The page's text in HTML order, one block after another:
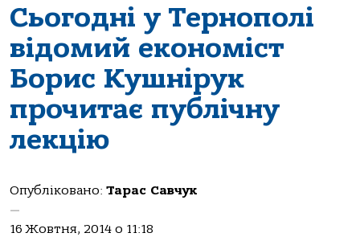
Сьогодні у Тернополі
відомий економіст
Борис Кушнірук
прочитає публічну
лекцію
Опубліковано: Тарас Савчук
—
16 Жовтня, 2014 о 11:18